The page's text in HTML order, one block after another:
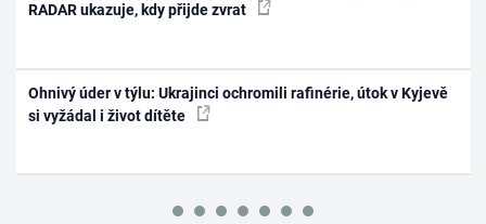
RADAR ukazuje, kdy přijde zvrat
Ohnivý úder v týlu: Ukrajinci ochromili rafinérie, útok v Kyjevě
si vyžádal i život dítěte